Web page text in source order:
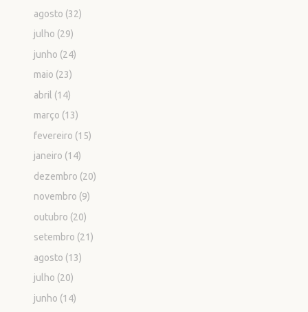
agosto (32)
julho (29)
junho (24)
maio (23)
abril (14)
março (13)
fevereiro (15)
janeiro (14)
dezembro (20)
novembro (9)
outubro (20)
setembro (21)
agosto (13)
julho (20)
junho (14)